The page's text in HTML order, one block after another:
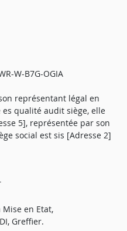
W-B7G-OGIA
représentant légal en
qualité audit siège, elle
5], représentée par son
social est sis [Adresse 2]
Mise en Etat,
Greffier.